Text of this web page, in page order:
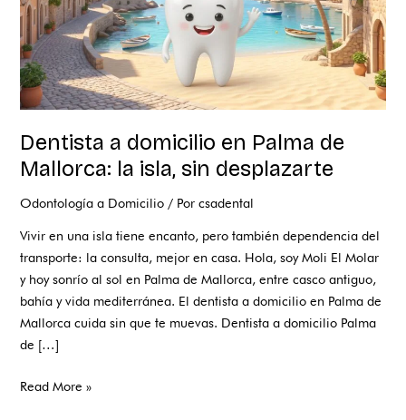
Dentista a domicilio en Palma de
Mallorca: la isla, sin desplazarte
Odontología a Domicilio / Porcsadental
Vivir en una isla tiene encanto, pero también dependencia del
transporte: la consulta, mejor en casa. Hola, soy Moli El Molar
y hoy sonrío al sol en Palma de Mallorca, entre casco antiguo,
bahía y vida mediterránea. El dentista a domicilio en Palma de
Mallorca cuida sin que te muevas. Dentista a domicilio Palma
de […]
isla,
sin
desplazarte
Read More »